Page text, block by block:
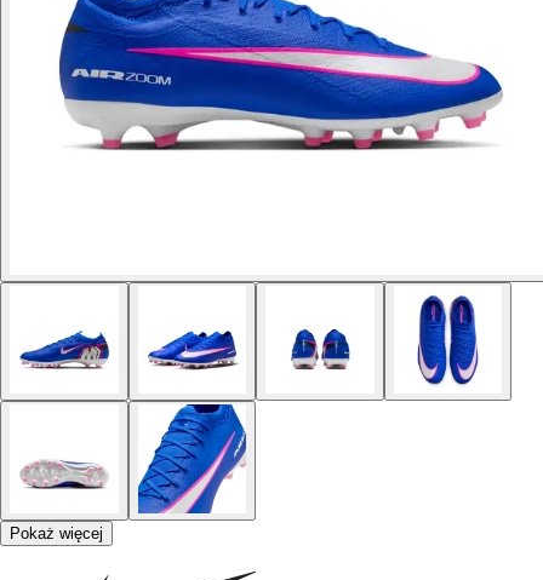
Pokaż więcej